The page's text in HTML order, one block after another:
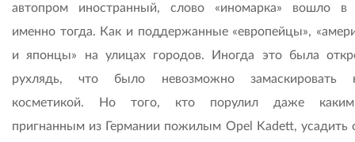
автопром иностранный, слово «иномарка» вошло в
именно тогда. Как и поддержанные «европейцы»,
и японцы» на улицах городов. Иногда это была
рухлядь, что было невозможно замаскировать
косметикой. Но того, кто порулил даже каким-
пригнанным из Германии пожилым Opel Kadett, усадить